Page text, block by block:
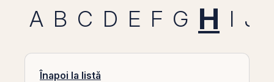
A B C D E F G H I J
Înapoi la listă